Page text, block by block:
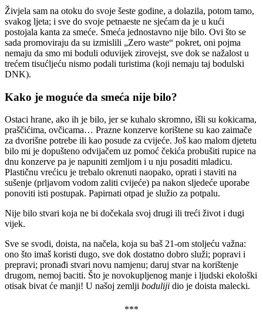
Živjela sam na otoku do svoje šeste godine, a dolazila, potom tamo,
svakog ljeta; i sve do svoje petnaeste ne sjećam da je u kući
postojala kanta za smeće. Smeća jednostavno nije bilo. Ovi što se
sada promoviraju da su izmislili „Zero waste“ pokret, oni pojma
nemaju da smo mi boduli oduvijek zirovejst, sve dok se nažalost u
trećem tisućljeću nismo podali turistima (koji nemaju taj bodulski
DNK).
Kako je moguće da smeća nije bilo?
Ostaci hrane, ako ih je bilo, jer se kuhalo skromno, išli su kokicama,
praščićima, ovčicama… Prazne konzerve korištene su kao zaimače
za dvorišne potrebe ili kao posude za cvijeće. Još kao malom djetetu
bilo mi je dopušteno odvijačem uz pomoć čekića probušiti rupice na
dnu konzerve pa je napuniti zemljom i u nju posaditi mladicu.
Plastičnu vrećicu je trebalo okrenuti naopako, oprati i staviti na
sušenje (prljavom vodom zaliti cvijeće) pa nakon sljedeće uporabe
ponoviti isti postupak. Papirnati otpad je služio za potpalu.
Nije bilo stvari koja ne bi dočekala svoj drugi ili treći život i dugi
vijek.
Sve se svodi, doista, na načela, koja su baš 21-om stoljeću važna:
ono što imaš koristi dugo, sve dok dostatno dobro služi; popravi i
prepravi; pronađi stvari novu namjenu; daruj stvar na korištenje
drugom, nemoj baciti. Što je novokupljenog manje i ljudski ekološki
otisak bivat će manji! U našoj zemlji boduliji dio je doista malecki.
***